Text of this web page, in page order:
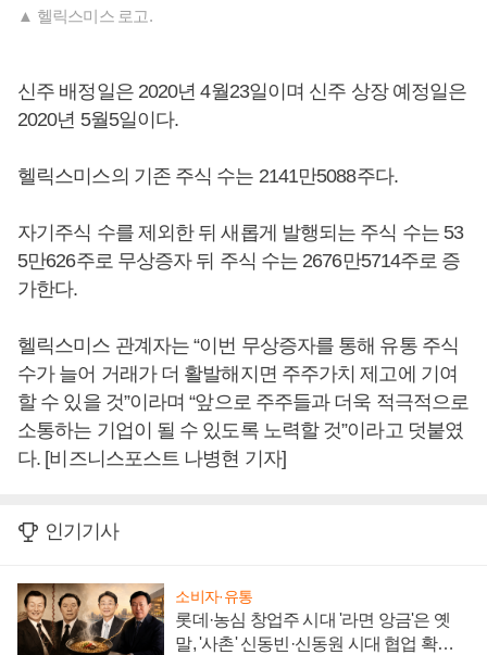
▲ 헬릭스미스 로고.
신주 배정일은 2020년 4월23일이며 신주 상장 예정일은
2020년 5월5일이다.
헬릭스미스의 기존 주식 수는 2141만5088주다.
자기주식 수를 제외한 뒤 새롭게 발행되는 주식 수는 53
5만626주로 무상증자 뒤 주식 수는 2676만5714주로 증
가한다.
헬릭스미스 관계자는 “이번 무상증자를 통해 유통 주식
수가 늘어 거래가 더 활발해지면 주주가치 제고에 기여
할 수 있을 것”이라며 “앞으로 주주들과 더욱 적극적으로
소통하는 기업이 될 수 있도록 노력할 것”이라고 덧붙였
다. [비즈니스포스트 나병현 기자]
인기기사
소비자·유통
롯데·농심 창업주 시대 '라면 앙금'은 옛
말, '사촌' 신동빈·신동원 시대 협업 확대